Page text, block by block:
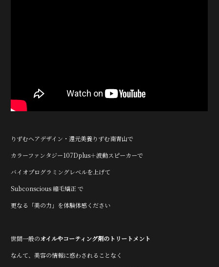
りずむヘアデザイン・還元美養りずむ南青山で
カラーファンタジー107Dplus＋波動スピーカーで
バイオプログラミングレベルを上げて
Subconscious 縮毛矯正 で
更なる「美の力」を体験体感ください
世間一般のオイルやコーティング剤のトリートメント
なんて、美容の情報に惑わされることなく